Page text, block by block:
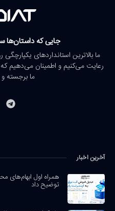
جایی که
ما بالاترین استانداردهای
رعایت می‌کنیم و اطمینان می‌دهیم
ما برجسته
آخرین اخبار
همراه اول ابهام‌های
توضیح داد